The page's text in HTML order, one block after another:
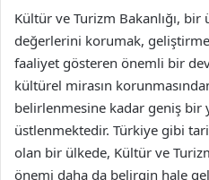
Kültür ve Turizm Bakanlığı,
değerlerini korumak,
faaliyet gösteren önemli bir
kültürel mirasın
belirlenmesine kadar geniş bir
üstlenmektedir. Türkiye gibi
olan bir ülkede, Kültür ve
önemi daha da belirgin hale